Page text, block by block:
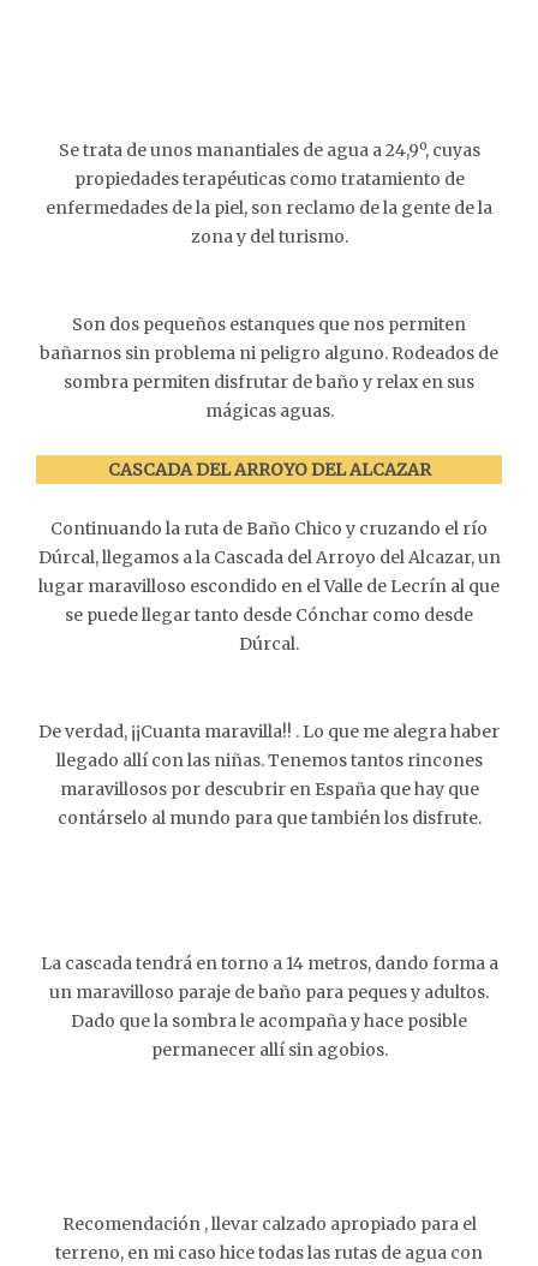
Se trata de unos manantiales de agua a 24,9º, cuyas
propiedades terapéuticas como tratamiento de
enfermedades de la piel, son reclamo de la gente de la
zona y del turismo.
Son dos pequeños estanques que nos permiten
bañarnos sin problema ni peligro alguno. Rodeados de
sombra permiten disfrutar de baño y relax en sus
mágicas aguas.
CASCADA DEL ARROYO DEL ALCAZAR
Continuando la ruta de Baño Chico y cruzando el río
Dúrcal, llegamos a la Cascada del Arroyo del Alcazar, un
lugar maravilloso escondido en el Valle de Lecrín al que
se puede llegar tanto desde Cónchar como desde
Dúrcal.
De verdad, ¡¡Cuanta maravilla!! . Lo que me alegra haber
llegado allí con las niñas. Tenemos tantos rincones
maravillosos por descubrir en España que hay que
contárselo al mundo para que también los disfrute.
La cascada tendrá en torno a 14 metros, dando forma a
un maravilloso paraje de baño para peques y adultos.
Dado que la sombra le acompaña y hace posible
permanecer allí sin agobios.
Recomendación , llevar calzado apropiado para el
terreno, en mi caso hice todas las rutas de agua con